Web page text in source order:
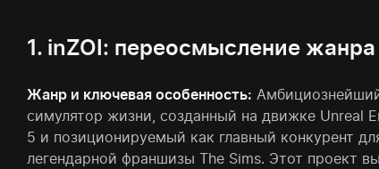
1. inZOI: переосмысление
Жанр и ключевая особенность:
симулятор жизни, созданный на движке Unreal
5 и позиционируемый как главный конкурент
легендарной франшизы The Sims. Этот проект